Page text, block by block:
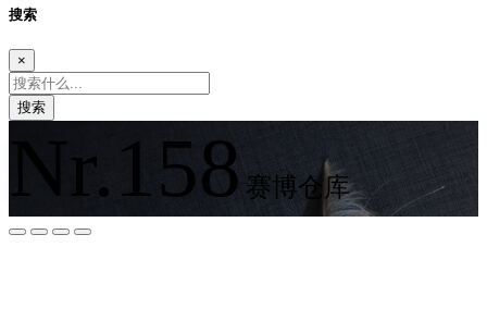
搜索
×
搜索
Nr.158 赛博仓库